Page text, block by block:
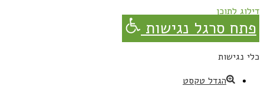
דילוג לתוכן
פתח סרגל נגישות
כלי נגישות
הגדל טקסט